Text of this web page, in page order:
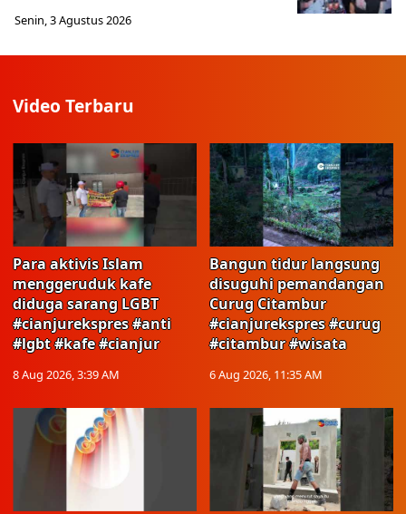
Senin, 3 Agustus 2026
Video Terbaru
Para aktivis Islam
menggeruduk kafe
diduga sarang LGBT
#cianjurekspres #anti
#lgbt #kafe #cianjur
8 Aug 2026, 3:39 AM
Bangun tidur langsung
disuguhi pemandangan
Curug Citambur
#cianjurekspres #curug
#citambur #wisata
6 Aug 2026, 11:35 AM